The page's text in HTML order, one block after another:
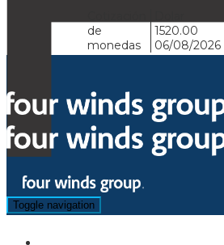
de
monedas
1520.00
06/08/2026
Toggle navigation